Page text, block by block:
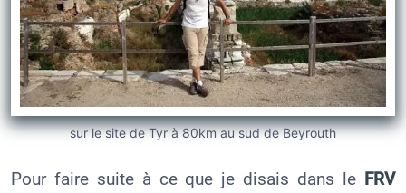
sur le site de Tyr à 80km au sud de Beyrouth
Pour faire suite à ce que je disais dans le FRV